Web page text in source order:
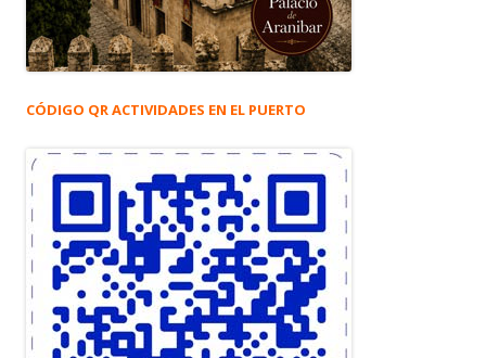
CÓDIGO QR ACTIVIDADES EN EL PUERTO